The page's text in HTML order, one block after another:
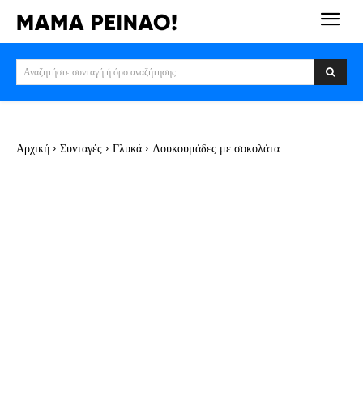
Αναζητήστε συνταγή ή όρο αναζήτησης
Αρχική Συνταγές Γλυκά Λουκουμάδες με σοκολάτα